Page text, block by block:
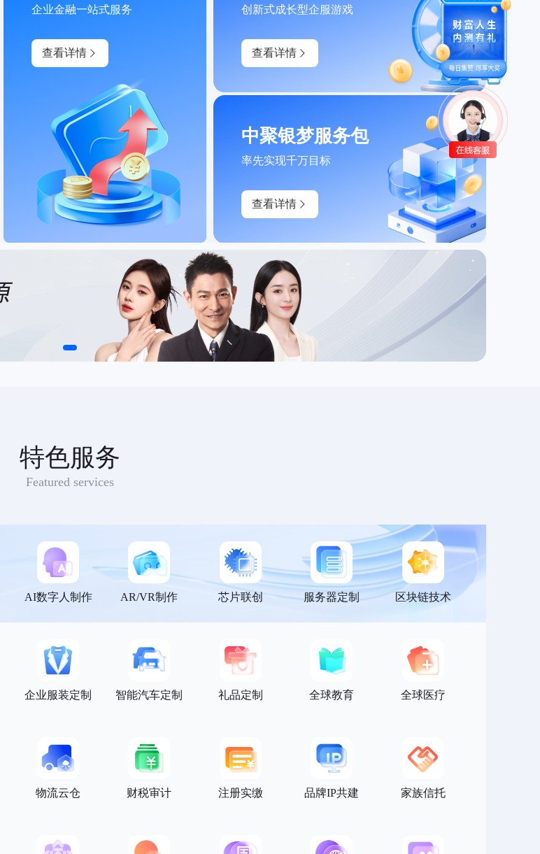
企业金融一站式服务
查看详情
创新式成长型企服游戏
查看详情
中聚银梦服务包
率先实现千万目标
查看详情
特色服务
Featured services
AI数字人制作 AR/VR制作 芯片联创 服务器定制 区块链技术
企业服装定制 智能汽车定制 礼品定制 全球教育 全球医疗
物流云仓 财税审计 注册实缴 品牌IP共建 家族信托